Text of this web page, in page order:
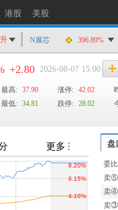
港股 美股
N展芯 396.89%
+2.80 2026-08-07 15:00
最高: 37.90 涨停: 42.02
最低: 34.81 跌停: 28.02
盘
委
卖⑤
卖④
卖③